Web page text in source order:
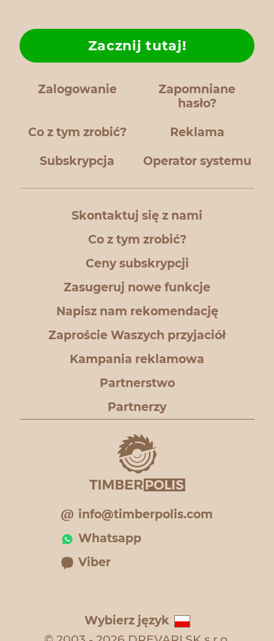
Zalogowanie
Zapomniane
hasło?
Co z tym zrobić?
Zacznij tutaj!
Reklama
Subskrypcja Operator systemu
Skontaktuj się z nami
Co z tym zrobić?
Ceny subskrypcji
Zasugeruj nowe funkcje
Napisz nam rekomendację
Zaproście Waszych przyjaciół
Kampania reklamowa
Partnerstwo
Partnerzy
info@timberpolis.com
Whatsapp
Viber
Wybierz język